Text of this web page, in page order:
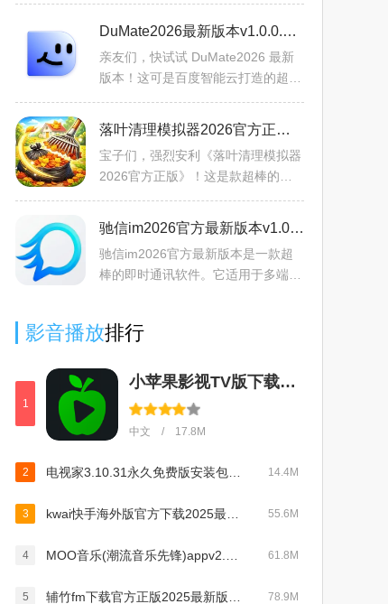
形，动态天气昼夜交替超带感。车辆
超丰富，上百款任你挑，还有深度
DuMate2026最新版本v1.0.0.30 手机版
亲友们，快试试 DuMate2026 最新
版本！这可是百度智能云打造的超棒
统对话边界，自主完成跨应用跨文件
复杂任务，实现理解到执
落叶清理模拟器2026官方正版v1.6 官方正版
宝子们，强烈安利《落叶清理模拟器
2026官方正版》！这是款超棒的耙
游戏的玩家。秋天院子落叶多，拿起
耙子清扫房屋门廊和草坪角
驰信im2026官方最新版本v1.0.4 免费版
驰信im2026官方最新版本是一款超
棒的即时通讯软件。它适用于多端，
一、群聊及高清音视频通话，
影音播放排行
1
小苹果影视TV版下载电视盒子2024官方版v2.2.1最新版
中文 / 17.8M
2 14.4M
3 55.6M
4 61.8M
5 78.9M